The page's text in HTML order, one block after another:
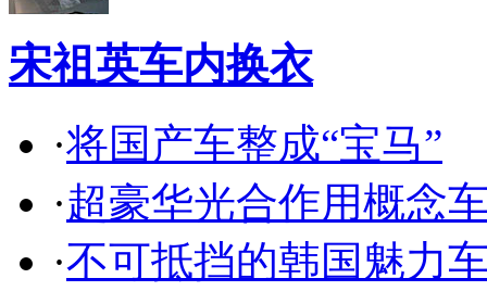
宋祖英车内换衣
·将国产车整成“宝马”
·超豪华光合作用概念
·不可抵挡的韩国魅力